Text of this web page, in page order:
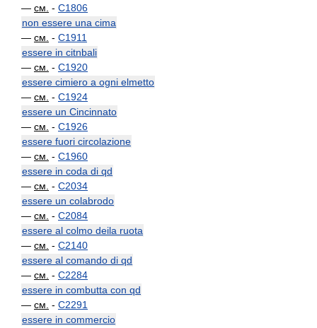
— см. - C1806
non essere una cima
— см. - C1911
essere in citnbali
— см. - C1920
essere cimiero a ogni elmetto
— см. - C1924
essere un Cincinnato
— см. - C1926
essere fuori circolazione
— см. - C1960
essere in coda di qd
— см. - C2034
essere un colabrodo
— см. - C2084
essere al colmo deila ruota
— см. - C2140
essere al comando di qd
— см. - C2284
essere in combutta con qd
— см. - C2291
essere in commercio